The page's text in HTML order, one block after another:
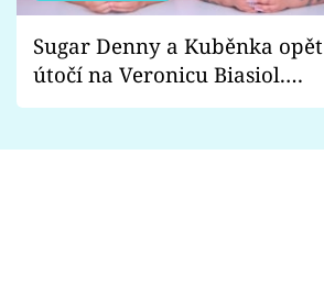
Sugar Denny a Kuběnka opět
útočí na Veronicu Biasiol.
Proč je podle nich falešná a